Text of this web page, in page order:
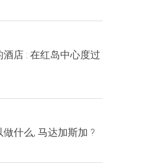
店 : 在红岛中心度过
什么, 马达加斯加 ?